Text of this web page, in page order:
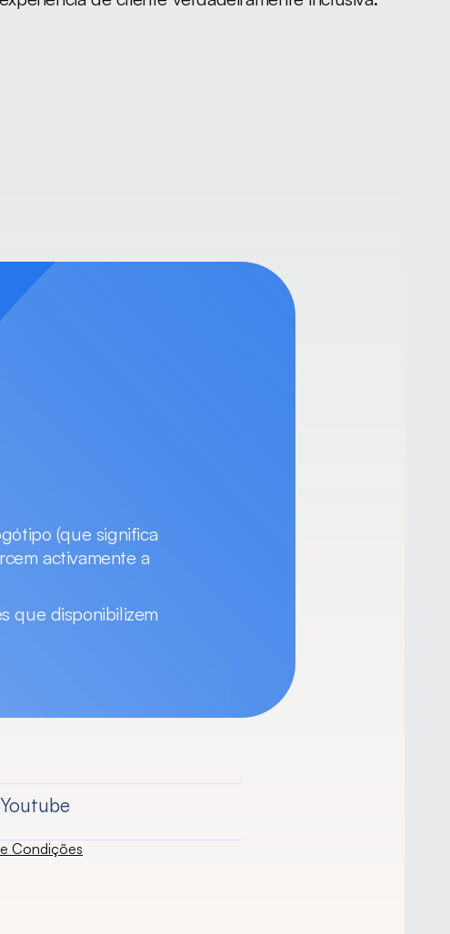
(que significa
activamente a
que disponibilizem
Youtube
Condições